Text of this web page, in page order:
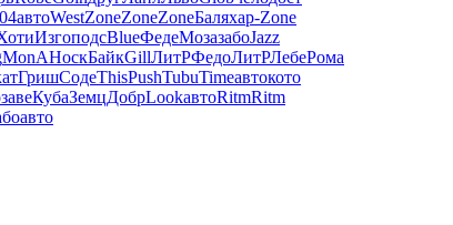
автоWestZoneZoneZoneБаляхар-Zone
ИзгоподсBlueФедеМозазабоJazz
MonAНоскБайкGillЛитРФедоЛитРЛебеРома
ГришСодеThisPushTubuTimeавтокото
завеКубаЗемцДобрLookавтоRitmRitm
авто